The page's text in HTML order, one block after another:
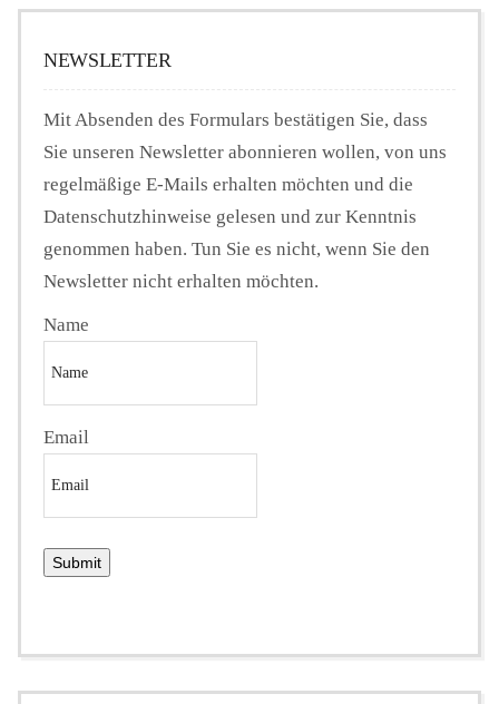
NEWSLETTER
Mit Absenden des Formulars bestätigen Sie, dass
Sie unseren Newsletter abonnieren wollen, von uns
regelmäßige E-Mails erhalten möchten und die
Datenschutzhinweise gelesen und zur Kenntnis
genommen haben. Tun Sie es nicht, wenn Sie den
Newsletter nicht erhalten möchten.
Name
Email